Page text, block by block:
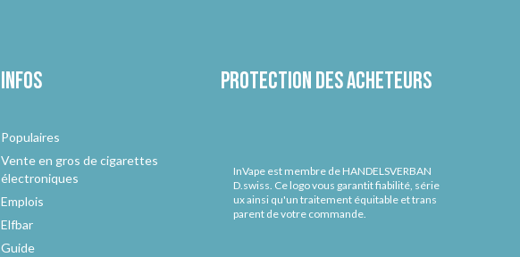
Infos
Populaires
Vente en gros de cigarettes
électroniques
Emplois
Elfbar
Guide
Protection des acheteurs
InVape est membre de HANDELSVERBAN
D.swiss. Ce logo vous garantit fiabilité, série
ux ainsi qu'un traitement équitable et trans
parent de votre commande.